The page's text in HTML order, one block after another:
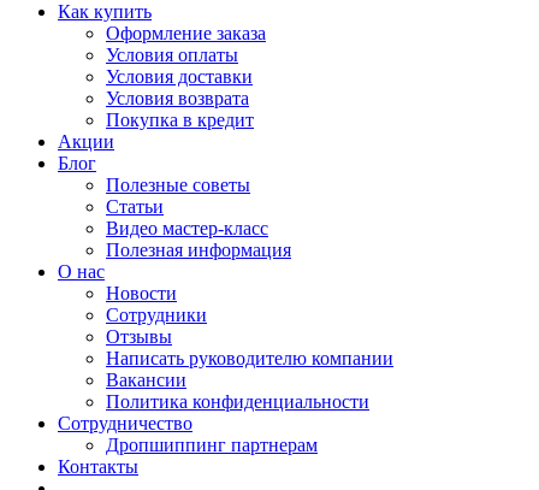
Как купить
Оформление заказа
Условия оплаты
Условия доставки
Условия возврата
Покупка в кредит
Акции
Блог
Полезные советы
Статьи
Видео мастер-класс
Полезная информация
О нас
Новости
Сотрудники
Отзывы
Написать руководителю компании
Вакансии
Политика конфиденциальности
Сотрудничество
Дропшиппинг партнерам
Контакты